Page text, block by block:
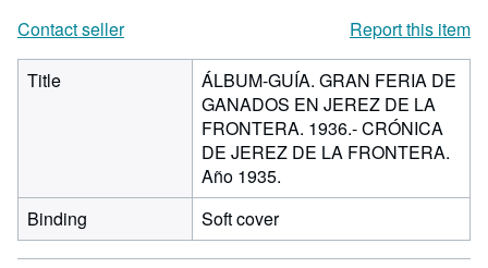
Contact seller
Report this item
Title
ÁLBUM-GUÍA. GRAN FERIA DE
GANADOS EN JEREZ DE LA
FRONTERA. 1936.- CRÓNICA
DE JEREZ DE LA FRONTERA.
Año 1935.
Binding
Soft cover